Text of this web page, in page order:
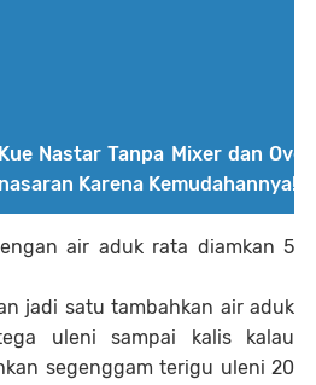
Nastar Tanpa Mixer dan Oven
Karena Kemudahannya!
air aduk rata diamkan 5
jadi satu tambahkan air aduk
uleni sampai kalis kalau
segenggam terigu uleni 20